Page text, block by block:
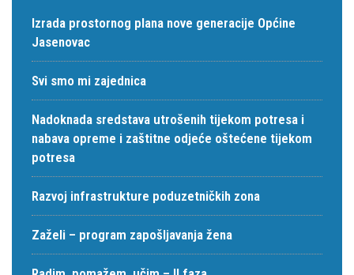
Izrada prostornog plana nove generacije Općine
Jasenovac
Svi smo mi zajednica
Nadoknada sredstava utrošenih tijekom potresa i
nabava opreme i zaštitne odjeće oštećene tijekom
potresa
Razvoj infrastrukture poduzetničkih zona
Zaželi – program zapošljavanja žena